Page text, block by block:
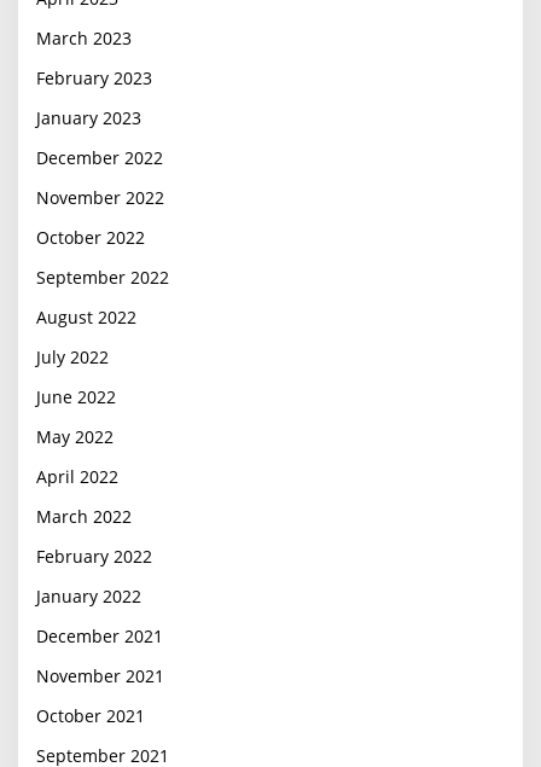
March 2023
February 2023
January 2023
December 2022
November 2022
October 2022
September 2022
August 2022
July 2022
June 2022
May 2022
April 2022
March 2022
February 2022
January 2022
December 2021
November 2021
October 2021
September 2021